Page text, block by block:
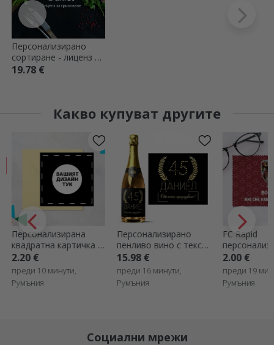
Персонализирано
сортиране - лиценз за
печене
19.78 €
Какво купуват другите
Персонализирана
квадратна картичка с
ваш собствен дизайн
2.20 €
преди 10 минути,
Румъния
Персонализирано
пенливо вино с текст
за рождени дни -
Златно
15.98 €
преди 16 минути,
Румъния
FC Rapid
кърпа за
на екрани/
Снимка и
2.00 €
преди 19
Румъния
Социални мрежи